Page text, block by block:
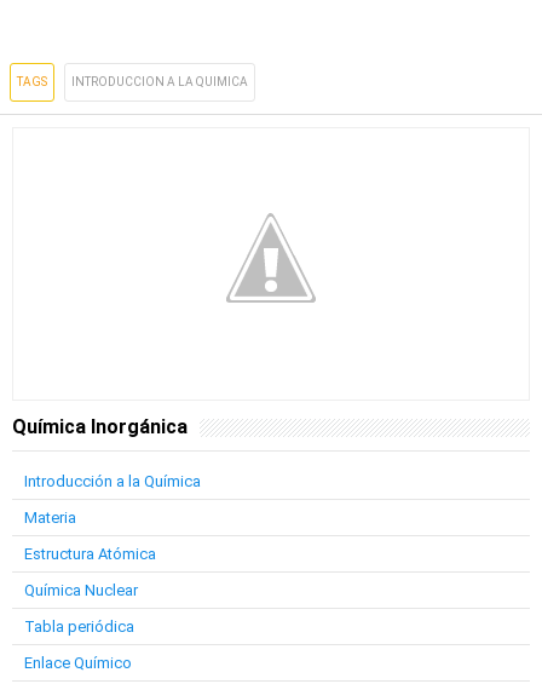
TAGS INTRODUCCION A LA QUIMICA
Química Inorgánica
Introducción a la Química
Materia
Estructura Atómica
Química Nuclear
Tabla periódica
Enlace Químico